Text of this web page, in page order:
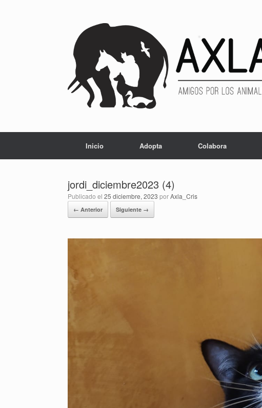
Inicio Adopta Colabora
jordi_diciembre2023 (4)
Publicado el 25 diciembre, 2023 porAxla_Cris
← Anterior Siguiente →